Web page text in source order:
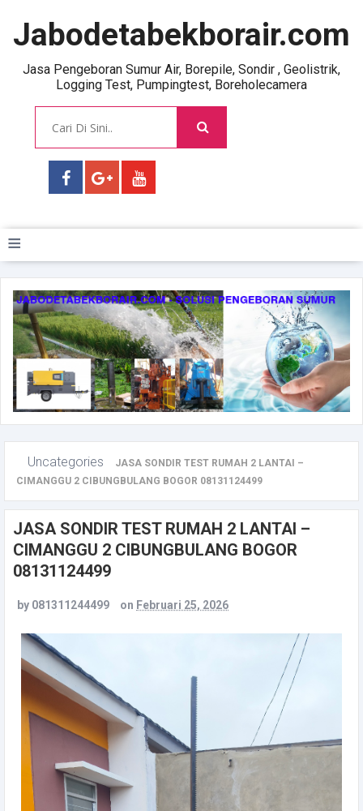
Jabodetabekborair.com
Jasa Pengeboran Sumur Air, Borepile, Sondir , Geolistrik,
Logging Test, Pumpingtest, Boreholecamera
≡
Uncategories
JASA SONDIR TEST RUMAH 2 LANTAI –
CIMANGGU 2 CIBUNGBULANG BOGOR 08131124499
JASA SONDIR TEST RUMAH 2 LANTAI –
CIMANGGU 2 CIBUNGBULANG BOGOR
08131124499
by 081311244499 on Februari 25, 2026